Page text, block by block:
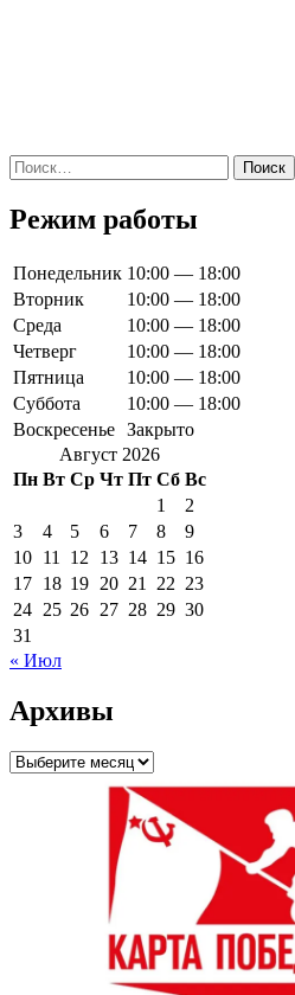
Найти:
Режим работы
Понедельник 10:00 — 18:00
Вторник
10:00 — 18:00
Среда
10:00 — 18:00
Четверг
10:00 — 18:00
Пятница
10:00 — 18:00
Суббота
10:00 — 18:00
Воскресенье Закрыто
Август 2026
Пн Вт Ср Чт Пт Сб Вс
1
2
3
4 5 6 7 8
9
10 11 12 13 14 15 16
17 18 19 20 21 22 23
24 25 26 27 28 29 30
31
« Июл
Архивы
Архивы